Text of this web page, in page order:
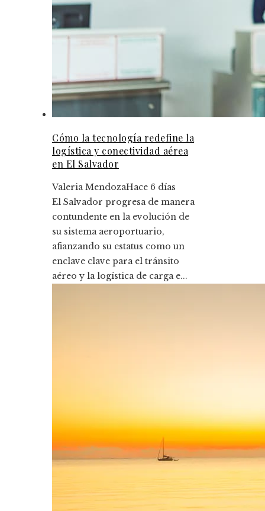
Cómo la tecnología redefine la
logística y conectividad aérea
en El Salvador
Valeria MendozaHace 6 días
El Salvador progresa de manera
contundente en la evolución de
su sistema aeroportuario,
afianzando su estatus como un
enclave clave para el tránsito
aéreo y la logística de carga e...